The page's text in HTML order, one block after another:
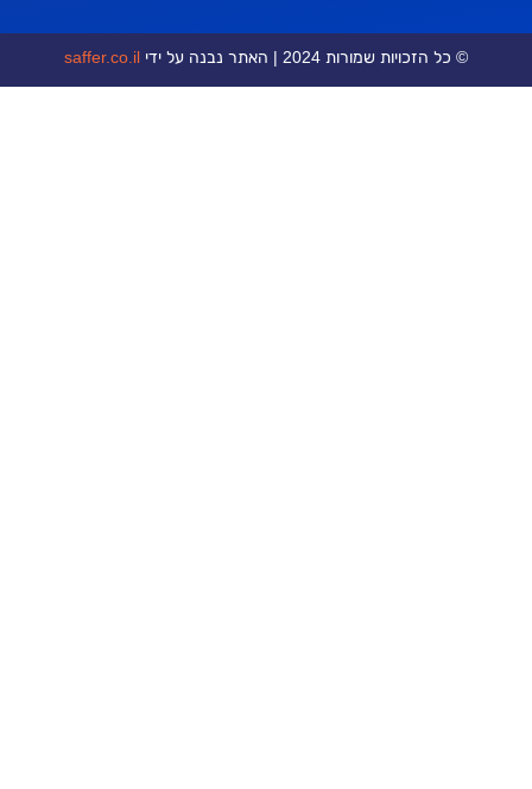
שמורות 2024 | האתר נבנה על ידי saffer.co.il